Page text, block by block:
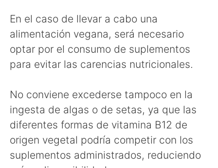
En el caso de llevar a cabo una
alimentación vegana, será necesario
optar por el consumo de suplementos
para evitar las carencias nutricionales.
No conviene excederse tampoco en la
ingesta de algas o de setas, ya que las
diferentes formas de vitamina B12 de
origen vegetal podría competir con los
suplementos administrados, reduciendo